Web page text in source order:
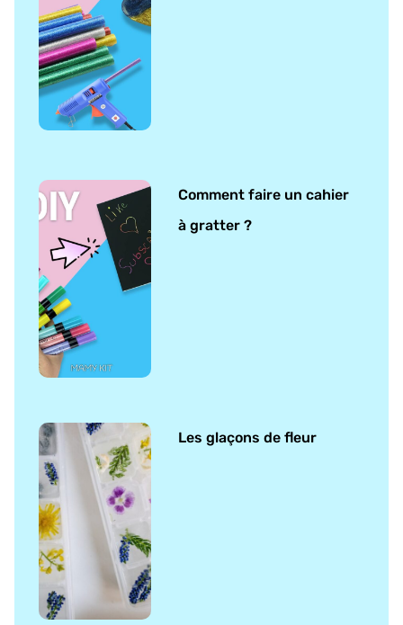
Comment faire un cahier
à gratter ?
Les glaçons de fleur